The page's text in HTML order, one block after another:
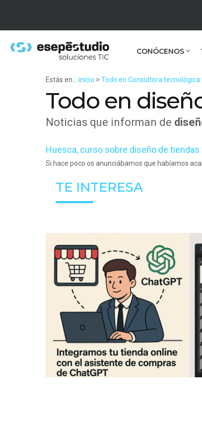
CONÓCENOS
Estás en... inicio > Todo en Consultora tecnológica
Todo en
Noticias que informan de
Huesca, curso sobre diseño de tiendas
Si hace poco os anunciábamos que habíamos
TE INTERESA